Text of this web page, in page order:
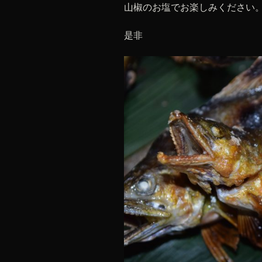
山椒のお塩でお楽しみください
是非